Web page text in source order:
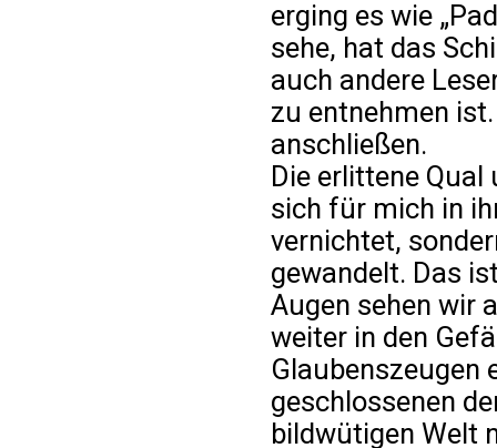
erging es wie
sehe, hat das
auch andere
zu entnehmen
anschließen.
Die erlittene
sich für mich in
vernichtet,
gewandelt. Das
Augen sehen wir
weiter in den
Glaubenszeugen
geschlossenen
bildwütigen Welt